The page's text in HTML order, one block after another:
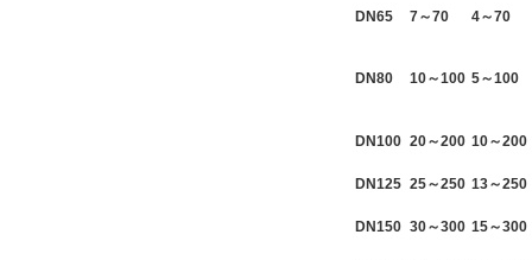
DN65 7～70 4～70
DN80 10～100 5～100
DN100 20～200 10～200
DN125 25～250 13～250
DN150 30～300 15～300